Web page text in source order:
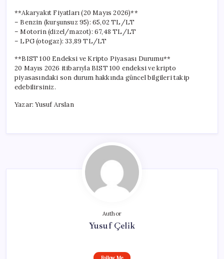
**Akaryakıt Fiyatları (20 Mayıs 2026)**
– Benzin (kurşunsuz 95): 65,02 TL/LT
– Motorin (dizel/mazot): 67,48 TL/LT
– LPG (otogaz): 33,89 TL/LT
**BIST 100 Endeksi ve Kripto Piyasası Durumu**
20 Mayıs 2026 itibarıyla BIST 100 endeksi ve kripto
piyasasındaki son durum hakkında güncel bilgileri takip
edebilirsiniz.
Yazar: Yusuf Arslan
Author
Yusuf Çelik
Follow Me